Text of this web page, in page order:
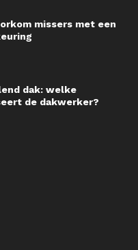
missers met een
dak: welke
de dakwerker?